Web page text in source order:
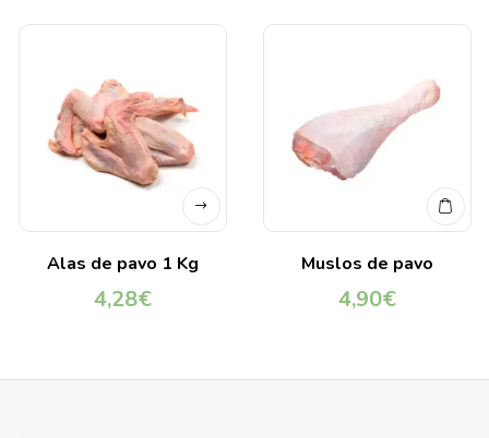
Alas de pavo 1 Kg
4,28€
Muslos de pavo
4,90€